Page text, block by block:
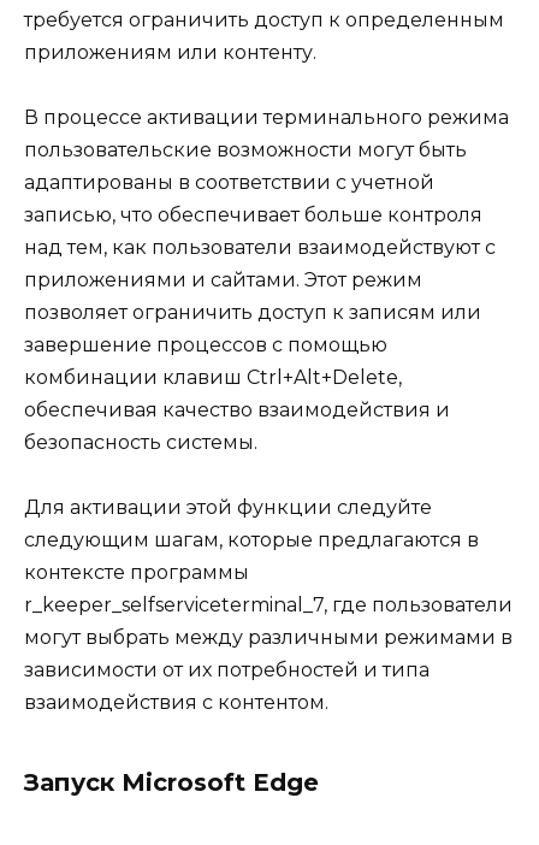
требуется ограничить доступ к определенным
приложениям или контенту.
В процессе активации терминального режима
пользовательские возможности могут быть
адаптированы в соответствии с учетной
записью, что обеспечивает больше контроля
над тем, как пользователи взаимодействуют с
приложениями и сайтами. Этот режим
позволяет ограничить доступ к записям или
завершение процессов с помощью
комбинации клавиш Ctrl+Alt+Delete,
обеспечивая качество взаимодействия и
безопасность системы.
Для активации этой функции следуйте
следующим шагам, которые предлагаются в
контексте программы
r_keeper_selfserviceterminal_7, где пользователи
могут выбрать между различными режимами в
зависимости от их потребностей и типа
взаимодействия с контентом.
Запуск Microsoft Edge